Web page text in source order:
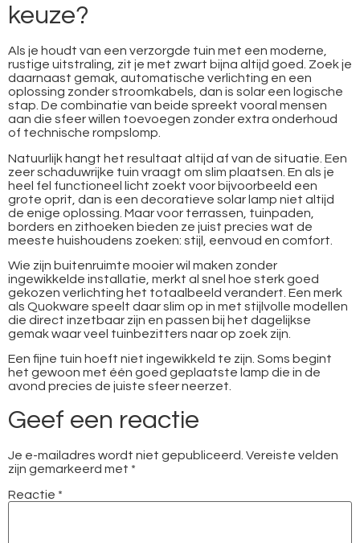
keuze?
Als je houdt van een verzorgde tuin met een moderne,
rustige uitstraling, zit je met zwart bijna altijd goed. Zoek je
daarnaast gemak, automatische verlichting en een
oplossing zonder stroomkabels, dan is solar een logische
stap. De combinatie van beide spreekt vooral mensen
aan die sfeer willen toevoegen zonder extra onderhoud
of technische rompslomp.
Natuurlijk hangt het resultaat altijd af van de situatie. Een
zeer schaduwrijke tuin vraagt om slim plaatsen. En als je
heel fel functioneel licht zoekt voor bijvoorbeeld een
grote oprit, dan is een decoratieve solar lamp niet altijd
de enige oplossing. Maar voor terrassen, tuinpaden,
borders en zithoeken bieden ze juist precies wat de
meeste huishoudens zoeken: stijl, eenvoud en comfort.
Wie zijn buitenruimte mooier wil maken zonder
ingewikkelde installatie, merkt al snel hoe sterk goed
gekozen verlichting het totaalbeeld verandert. Een merk
als Quokware speelt daar slim op in met stijlvolle modellen
die direct inzetbaar zijn en passen bij het dagelijkse
gemak waar veel tuinbezitters naar op zoek zijn.
Een fijne tuin hoeft niet ingewikkeld te zijn. Soms begint
het gewoon met één goed geplaatste lamp die in de
avond precies de juiste sfeer neerzet.
Geef een reactie
Je e-mailadres wordt niet gepubliceerd. Vereiste velden
zijn gemarkeerd met *
Reactie *